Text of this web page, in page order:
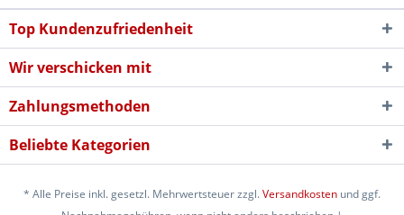
Top Kundenzufriedenheit
Wir verschicken mit
Zahlungsmethoden
Beliebte Kategorien
* Alle Preise inkl. gesetzl. Mehrwertsteuer zzgl.Versandkosten und ggf.